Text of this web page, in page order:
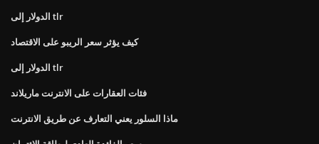
الدولار إلى tlr
كيف يؤثر سعر الريبو على الاقتصاد
الدولار إلى tlr
فئات العقارات على الانترنت ماريلاند
ماذا السلور يعني التعارف عن طريق الانترنت